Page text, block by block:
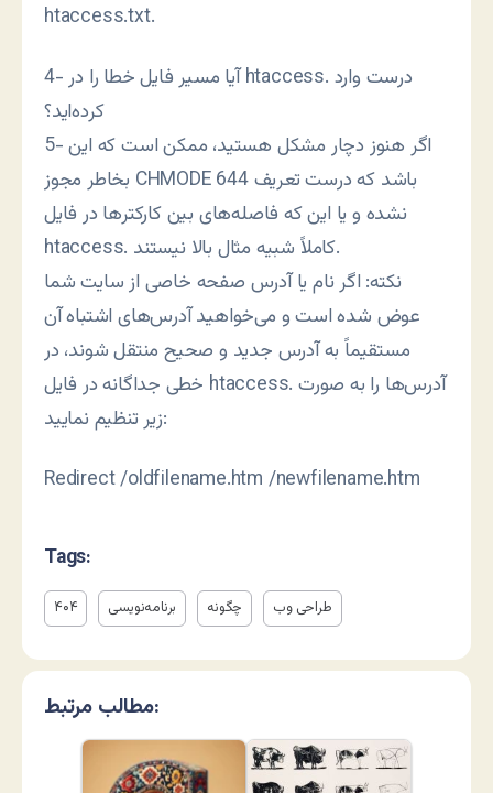
htaccess.txt.
4- آیا مسیر فایل خطا را در htaccess. درست وارد
کرده‌اید؟
5- اگر هنوز دچار مشکل هستید، ممکن است که این
بخاطر مجوز CHMODE 644 باشد که درست تعریف
نشده و یا این که فاصله‌های بین کارکترها در فایل
htaccess. کاملاً شبیه مثال بالا نیستند.
نکته: اگر نام یا آدرس صفحه خاصی از سایت شما
عوض شده است و می‌خواهید آدرس‌های اشتباه آن
مستقیماً به آدرس جدید و صحیح منتقل شوند، در
خطی جداگانه در فایل htaccess. آدرس‌ها را به صورت
زیر تنظیم نمایید:
Redirect /oldfilename.htm /newfilename.htm
Tags:
۴۰۴ برنامه‌نویسی چگونه طراحی وب
مطالب مرتبط: